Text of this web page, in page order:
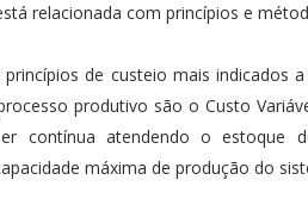
relacionada com princípios e
princípios de custeio mais indicados
produtivo são o Custo
contínua atendendo o estoque
máxima de produção do